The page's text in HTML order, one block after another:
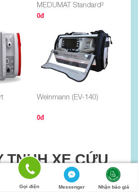
MEDUMAT Standard²
0đ
Weinmann (EV-140)
0đ
Gọi điện Messenger Nhận báo giá
TNHH XE CỨU
VIỆT NAM